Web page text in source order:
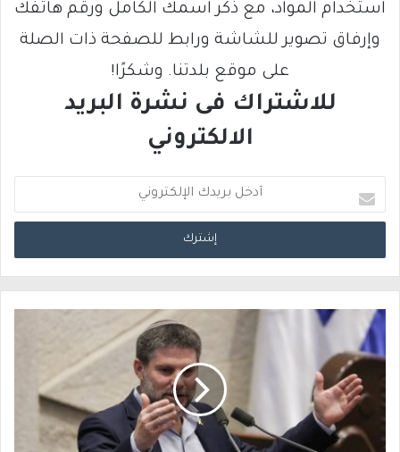
استخدام المواد، مع ذكر اسمك الكامل ورقم هاتفك
وإرفاق تصوير للشاشة ورابط للصفحة ذات الصلة
على موقع بلدتنا. وشكرًا!
للاشتراك فى نشرة البريد
الالكتروني
د
خ
ب
ر
ي
د
ك